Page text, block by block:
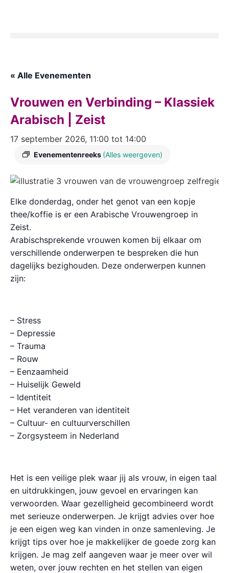
« Alle Evenementen
Vrouwen en Verbinding – Klassiek
Arabisch | Zeist
17 september 2026, 11:00 tot 14:00
Evenementenreeks (Alles weergeven)
Elke donderdag, onder het genot van een kopje
thee/koffie is er een Arabische Vrouwengroep in
Zeist.
Arabischsprekende vrouwen komen bij elkaar om
verschillende onderwerpen te bespreken die hun
dagelijks bezighouden. Deze onderwerpen kunnen
zijn:
– Stress
– Depressie
– Trauma
– Rouw
– Eenzaamheid
– Huiselijk Geweld
– Identiteit
– Het veranderen van identiteit
– Cultuur- en cultuurverschillen
– Zorgsysteem in Nederland
Het is een veilige plek waar jij als vrouw, in eigen taal
en uitdrukkingen, jouw gevoel en ervaringen kan
verwoorden. Waar gezelligheid gecombineerd wordt
met serieuze onderwerpen. Je krijgt advies over hoe
je een eigen weg kan vinden in onze samenleving. Je
krijgt tips over hoe je makkelijker de goede zorg kan
krijgen. Je mag zelf aangeven waar je meer over wil
weten, over jouw rechten en het stellen van eigen